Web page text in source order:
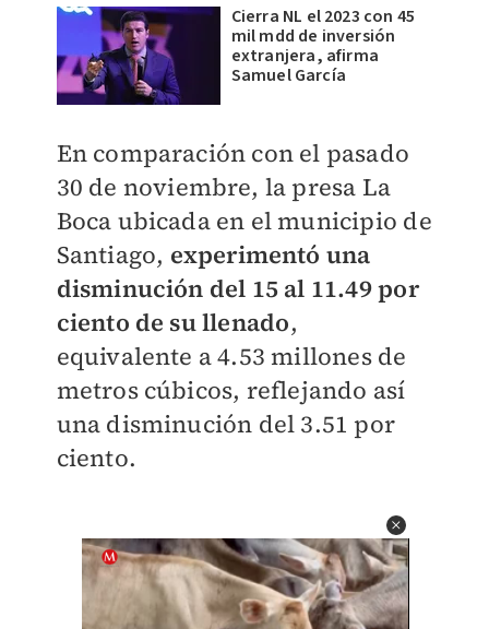
Cierra NL el 2023 con 45
mil mdd de inversión
extranjera, afirma
Samuel García
En comparación con el pasado
30 de noviembre, la presa La
Boca ubicada en el municipio de
Santiago, experimentó una
disminución del 15 al 11.49 por
ciento de su llenado,
equivalente a 4.53 millones de
metros cúbicos, reflejando así
una disminución del 3.51 por
ciento.